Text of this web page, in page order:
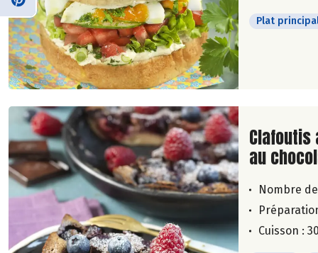
Plat
Lire la
au
Nombre
Cuisson :